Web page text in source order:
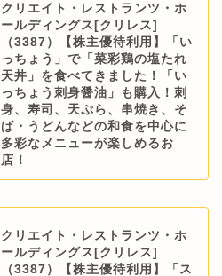
クリエイト・レストランツ・ホ
ールディングス[クリレス]
（3387）【株主優待利用】「い
っちょう」で「菜彩鶏の塩たれ
天丼」を食べてきました！「い
っちょう刺身醤油」も購入！刺
身、寿司、天ぷら、串焼き、そ
ば・うどんなどの和食を中心に
多彩なメニューが楽しめるお
店！
クリエイト・レストランツ・ホ
ールディングス[クリレス]
（3387）【株主優待利用】「ス